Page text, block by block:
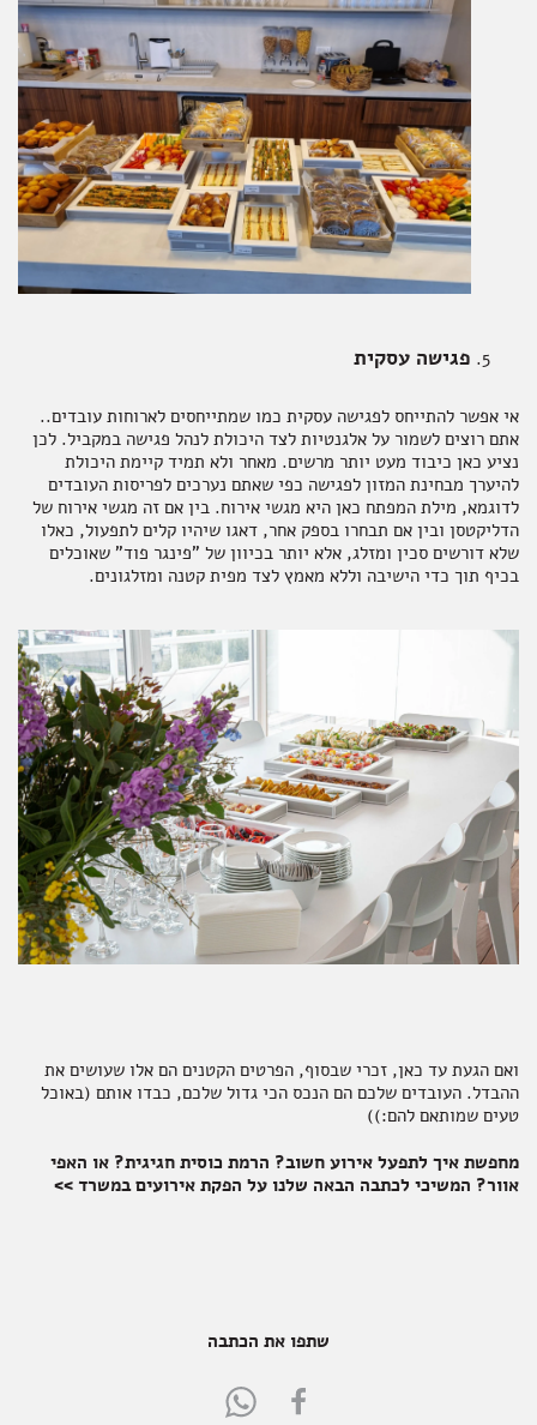
פגישה עסקית
אי אפשר להתייחס לפגישה עסקית כמו שמתייחסים לארוחות עובדים..
אתם רוצים לשמור על אלגנטיות לצד היכולת לנהל פגישה במקביל. לכן
נציע כאן כיבוד מעט יותר מרשים. מאחר ולא תמיד קיימת היכולת
להיערך מבחינת המזון לפגישה כפי שאתם נערכים לפריסות העובדים
לדוגמא, מילת המפתח כאן היא מגשי אירוח. בין אם זה מגשי אירוח של
הדליקטסן ובין אם תבחרו בספק אחר, דאגו שיהיו קלים לתפעול, כאלו
שלא דורשים סכין ומזלג, אלא יותר בכיוון של "פינגר פוד" שאוכלים
בכיף תוך כדי הישיבה וללא מאמץ לצד מפית קטנה ומזלגונים.
ואם הגעת עד כאן, זכרי שבסוף, הפרטים הקטנים הם אלו שעושים את
ההבדל. העובדים שלכם הם הנכס הכי גדול שלכם, כבדו אותם (באוכל
טעים שמותאם להם:))
מחפשת איך לתפעל אירוע חשוב? הרמת כוסית חגיגית? או האפי
אוור? המשיכי לכתבה הבאה שלנו על הפקת אירועים במשרד >>
שתפו את הכתבה
Share
Share
in